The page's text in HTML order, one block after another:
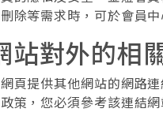
除等需求時，可於會員
站對外的相
頁提供其他網站的網路
策，您必須參考該連結